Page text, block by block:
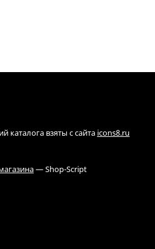
каталога взяты с сайта icons8.ru
— Shop-Script